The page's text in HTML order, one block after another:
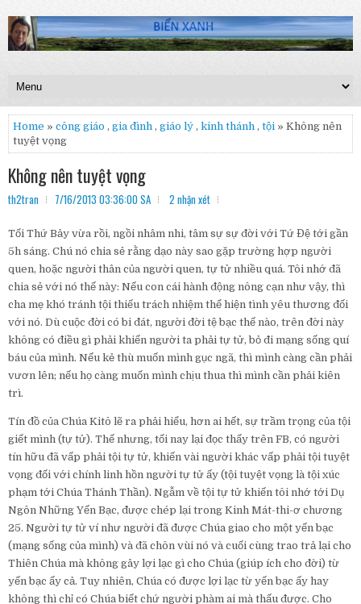
Home » công giáo , gia đình , giáo lý , kinh thánh , tội » Không nên
tuyệt vọng
Không nên tuyệt vọng
th2tran 7/16/2013 03:36:00 SA 2 nhận xét
Tối Thứ Bảy vừa rồi, ngồi nhâm nhi, tâm sự sự đời với Tứ Đệ tới gần
5h sáng. Chú nó chia sẻ rằng dạo này sao gặp trường hợp người
quen, hoặc người thân của người quen, tự tử nhiều quá. Tôi nhớ đã
chia sẻ với nó thế này: Nếu con cái hành động nông cạn như vậy, thì
cha mẹ khó tránh tội thiếu trách nhiệm thể hiện tình yêu thương đối
với nó. Dù cuộc đời có bi đát, người đời tệ bạc thế nào, trên đời này
không có điều gì phải khiến người ta phải tự tử, bỏ đi mạng sống quí
báu của mình. Nếu kẻ thù muốn mình gục ngã, thì mình càng cần phải
vươn lên; nếu họ càng muốn mình chịu thua thì mình cần phải kiên
trì.
Tín đồ của Chúa Kitô lẽ ra phải hiểu, hơn ai hết, sự trầm trọng của tội
giết mình (tự tử). Thế nhưng, tối nay lại đọc thấy trên FB, có người
tín hữu đã vấp phải tội tự tử, khiến vài người khác vấp phải tội tuyệt
vọng đối với chính linh hồn người tự tử ấy (tội tuyệt vọng là tội xúc
phạm tới Chúa Thánh Thần). Ngẫm về tội tự tử khiến tôi nhớ tới Dụ
Ngôn Những Yến Bạc, được chép lại trong Kinh Mát-thi-ơ chương
25. Người tự tử ví như người đã được Chúa giao cho một yến bạc
(mạng sống của mình) và đã chôn vùi nó và cuối cùng trao trả lại cho
Thiên Chúa mà không gây lợi lạc gì cho Chúa (giúp ích cho đời) từ
yến bạc ấy cả. Tuy nhiên, Chúa có được lợi lạc từ yến bạc ấy hay
không thì chỉ có Chúa biết chứ người phàm ai mà thấu được. Cho